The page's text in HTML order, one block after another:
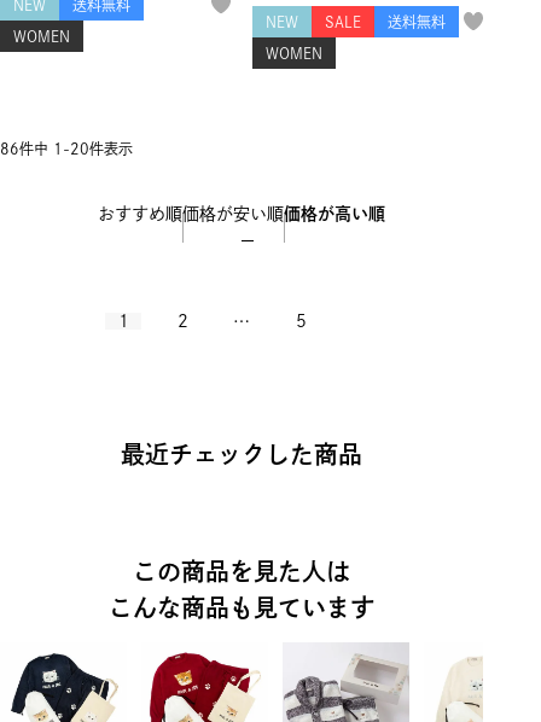
NEW 送料無料
WOMEN
NEW SALE 送料無料
WOMEN
おすすめ順価格が安い順価格が高い順
86件中 1 -20件表示
1 2 … 5
最近チェックした商品
この商品を見た人は
こんな商品も見ています